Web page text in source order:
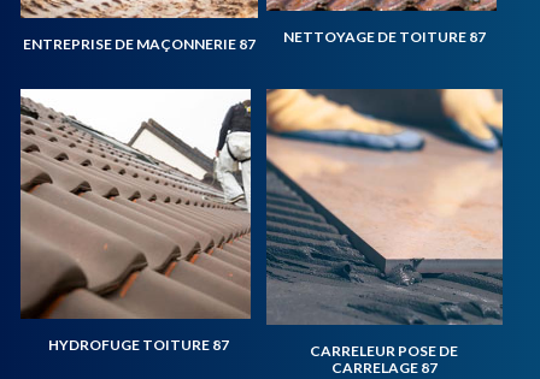
ENTREPRISE DE MAÇONNERIE 87 NETTOYAGE DE TOITURE 87
HYDROFUGE TOITURE 87
CARRELEUR POSE DE
CARRELAGE 87